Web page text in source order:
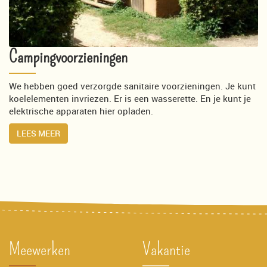
Campingvoorzieningen
We hebben goed verzorgde sanitaire voorzieningen. Je kunt
koelelementen invriezen. Er is een wasserette. En je kunt je
elektrische apparaten hier opladen.
LEES MEER
Meewerken Vakantie